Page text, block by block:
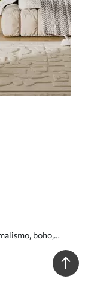
boho,
em folha de
amarelo, cinza Nr.